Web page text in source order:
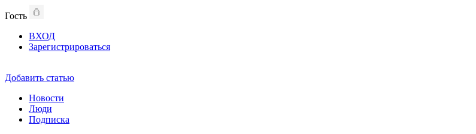
Гость
ВХОД
Зарегистрироваться
Добавить статью
Новости
Люди
Подписка